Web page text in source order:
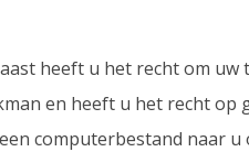
heeft u het recht om
en heeft u het recht
computerbestand naar